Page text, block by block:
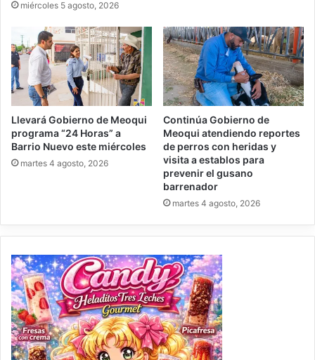
miércoles 5 agosto, 2026
Llevará Gobierno de Meoqui
programa “24 Horas” a
Barrio Nuevo este miércoles
martes 4 agosto, 2026
Continúa Gobierno de
Meoqui atendiendo reportes
de perros con heridas y
visita a establos para
prevenir el gusano
barrenador
martes 4 agosto, 2026